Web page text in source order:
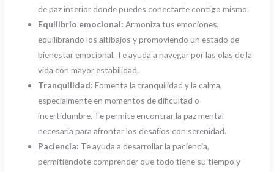
de paz interior donde puedes conectarte contigo mismo.
Equilibrio emocional: Armoniza tus emociones,
equilibrando los altibajos y promoviendo un estado de
bienestar emocional. Te ayuda a navegar por las olas de la
vida con mayor estabilidad.
Tranquilidad: Fomenta la tranquilidad y la calma,
especialmente en momentos de dificultad o
incertidumbre. Te permite encontrar la paz mental
necesaria para afrontar los desafíos con serenidad.
Paciencia: Te ayuda a desarrollar la paciencia,
permitiéndote comprender que todo tiene su tiempo y